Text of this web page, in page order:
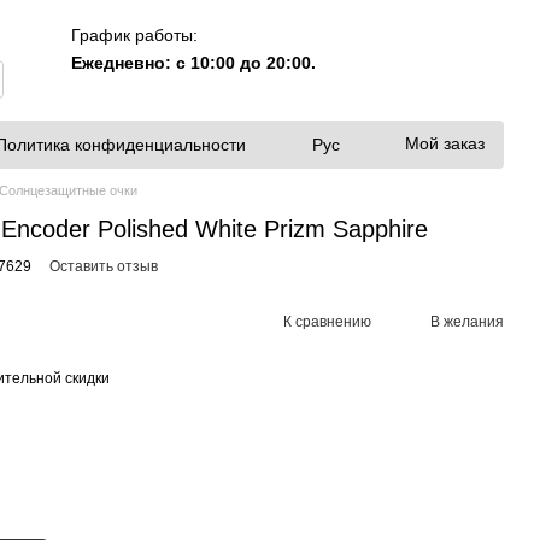
График работы:
Ежедневно: с 10:00 до 20:00.
конфиденциальности Рус Мой заказ
Солнцезащитные очки
Polished White Prizm Sapphire
Оставить отзыв
К сравнению В желания
скидки